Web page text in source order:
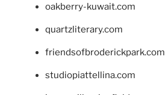
oakberry-kuwait.com
quartzliterary.com
friendsofbroderickpark.com
studiopiattellina.com